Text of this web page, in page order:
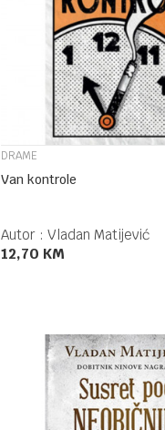
UPOREDI
DRAME
Van kontrole
Autor : Vladan Matijević
12,70 KM